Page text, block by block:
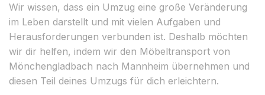
Wir wissen, dass ein Umzug eine große Veränderung
im Leben darstellt und mit vielen Aufgaben und
Herausforderungen verbunden ist. Deshalb möchten
wir dir helfen, indem wir den Möbeltransport von
Mönchengladbach nach Mannheim übernehmen und
diesen Teil deines Umzugs für dich erleichtern.